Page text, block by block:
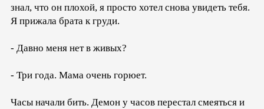
знал, что он плохой, я просто хотел снова увидеть тебя.
Я прижала брата к груди.
- Давно меня нет в живых?
- Три года. Мама очень горюет.
Часы начали бить. Демон у часов перестал смеяться и